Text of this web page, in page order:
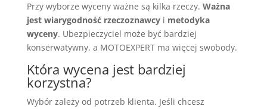
Przy wyborze wyceny ważne są kilka rzeczy. Ważna
jest wiarygodność rzeczoznawcyi metodyka
wyceny. Ubezpieczyciel może być bardziej
konserwatywny, a MOTOEXPERT ma więcej swobody.
Która wycena jest bardziej
korzystna?
Wybór zależy od potrzeb klienta. Jeśli chcesz